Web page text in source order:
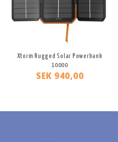
Xtorm Rugged Solar Powerbank
10000
SEK 940,00